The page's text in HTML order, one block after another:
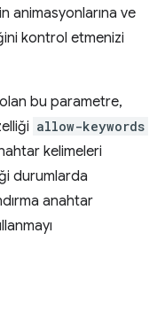
animasyonlarına ve
kontrol etmenizi
olan bu parametre,
allow-keywords
kelimeleri
durumlarda
anahtar